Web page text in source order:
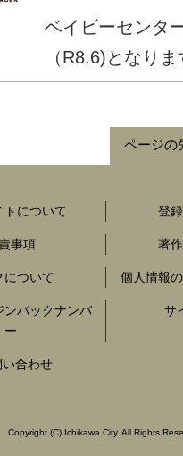
ベイビーセンタ
（R8.6)となりま
ページの
トについて 登
事項 著
について 個人情報
ンバックナンバ
ー
サ
い合わせ
Copyright (C) Ichikawa City. All Rights